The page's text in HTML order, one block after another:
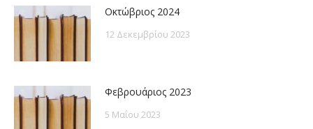
Οκτώβριος 2024
12 Δεκεμβρίου 2023
Φεβρουάριος 2023
5 Μαΐου 2023